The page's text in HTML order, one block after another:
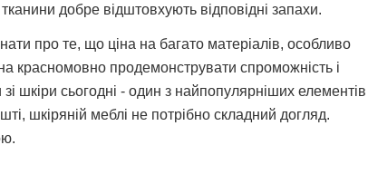
тканини добре відштовхують відповідні запахи.
про те, що ціна на багато матеріалів, особливо
красномовно продемонструвати спроможність і
шкіри сьогодні - один з найпопулярніших елементів
шкіряній меблі не потрібно складний догляд.